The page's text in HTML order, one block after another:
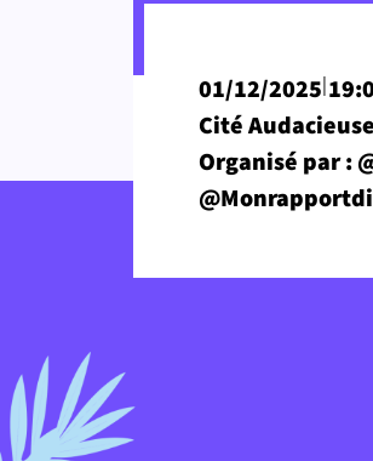
01/12/2025|
Cité Audacieuse
Organisé par :